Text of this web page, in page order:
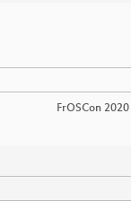
FrOSCon